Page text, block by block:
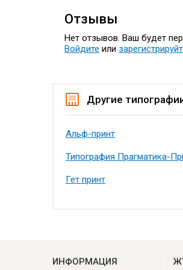
Отзывы
Нет отзывов. Ваш будет
Войдите или
Другие
Альф-принт
Типография Прагматика-
Гет принт
ИНФОРМАЦИЯ